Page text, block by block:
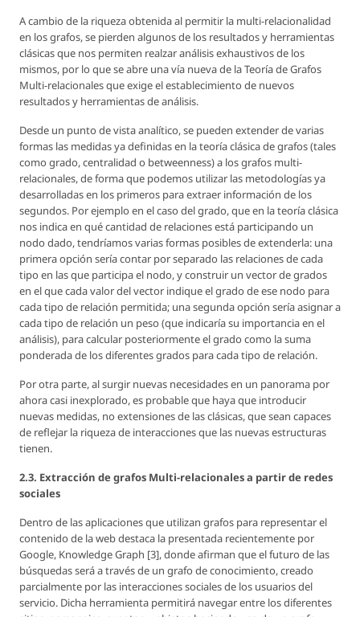
A cambio de la riqueza obtenida al permitir la multi-relacionalidad
en los grafos, se pierden algunos de los resultados y herramientas
clásicas que nos permiten realzar análisis exhaustivos de los
mismos, por lo que se abre una vía nueva de la Teoría de Grafos
Multi-relacionales que exige el establecimiento de nuevos
resultados y herramientas de análisis.
Desde un punto de vista analítico, se pueden extender de varias
formas las medidas ya definidas en la teoría clásica de grafos (tales
como grado, centralidad o betweenness) a los grafos multi-
relacionales, de forma que podemos utilizar las metodologías ya
desarrolladas en los primeros para extraer información de los
segundos. Por ejemplo en el caso del grado, que en la teoría clásica
nos indica en qué cantidad de relaciones está participando un
nodo dado, tendríamos varias formas posibles de extenderla: una
primera opción sería contar por separado las relaciones de cada
tipo en las que participa el nodo, y construir un vector de grados
en el que cada valor del vector indique el grado de ese nodo para
cada tipo de relación permitida; una segunda opción sería asignar a
cada tipo de relación un peso (que indicaría su importancia en el
análisis), para calcular posteriormente el grado como la suma
ponderada de los diferentes grados para cada tipo de relación.
Por otra parte, al surgir nuevas necesidades en un panorama por
ahora casi inexplorado, es probable que haya que introducir
nuevas medidas, no extensiones de las clásicas, que sean capaces
de reflejar la riqueza de interacciones que las nuevas estructuras
tienen.
2.3. Extracción de grafos Multi-relacionales a partir de redes
sociales
Dentro de las aplicaciones que utilizan grafos para representar el
contenido de la web destaca la presentada recientemente por
Google, Knowledge Graph [3], donde afirman que el futuro de las
búsquedas será a través de un grafo de conocimiento, creado
parcialmente por las interacciones sociales de los usuarios del
servicio. Dicha herramienta permitirá navegar entre los diferentes